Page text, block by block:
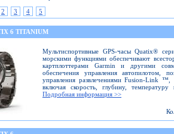
2 3 4 5
6 TITANIUM
Мультиспортивные GPS-часы Quatix®
морскими функциями обеспечивают
картплоттерами Garmin и другими
обеспечения управления автопилотом,
управления развлечениями Fusion-Link
включая скорость, глубину,
Подробная информация >>